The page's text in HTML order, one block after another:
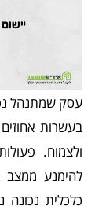
עסק שמתנהל
בעשרות
ולצמוח.
להימנע ממצב
כלכלית